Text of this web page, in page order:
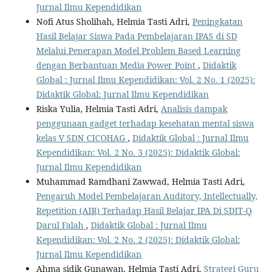
Jurnal Ilmu Kependidikan
Nofi Atus Sholihah, Helmia Tasti Adri, Peningkatan
Hasil Belajar Siswa Pada Pembelajaran IPAS di SD
Melalui Penerapan Model Problem Based Learning
dengan Berbantuan Media Power Point , Didaktik
Global : Jurnal Ilmu Kependidikan: Vol. 2 No. 1 (2025):
Didaktik Global: Jurnal Ilmu Kependidikan
Riska Yulia, Helmia Tasti Adri, Analisis dampak
penggunaan gadget terhadap kesehatan mental siswa
kelas V SDN CICOHAG , Didaktik Global : Jurnal Ilmu
Kependidikan: Vol. 2 No. 3 (2025): Didaktik Global:
Jurnal Ilmu Kependidikan
Muhammad Ramdhani Zawwad, Helmia Tasti Adri,
Pengaruh Model Pembelajaran Auditory, Intellectually,
Repetition (AIR) Terhadap Hasil Belajar IPA Di SDIT-Q
Darul Falah , Didaktik Global : Jurnal Ilmu
Kependidikan: Vol. 2 No. 2 (2025): Didaktik Global:
Jurnal Ilmu Kependidikan
Ahma sidik Gunawan, Helmia Tasti Adri, Strategi Guru